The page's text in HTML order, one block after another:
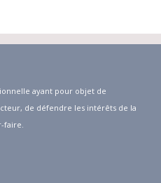
ayant pour objet de
de défendre les intérêts de la
faire.